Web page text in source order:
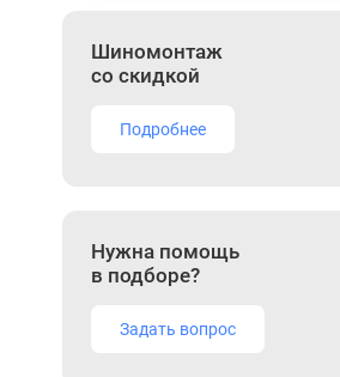
Шиномонтаж
со скидкой
Подробнее
Нужна помощь
в подборе?
Задать вопрос